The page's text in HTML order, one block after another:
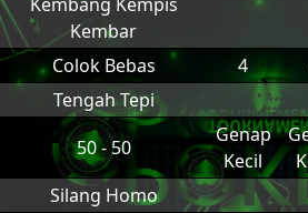
Kembar
Colok Bebas
4
Tengah Tepi
50 - 50
Genap
Kecil
Silang Homo